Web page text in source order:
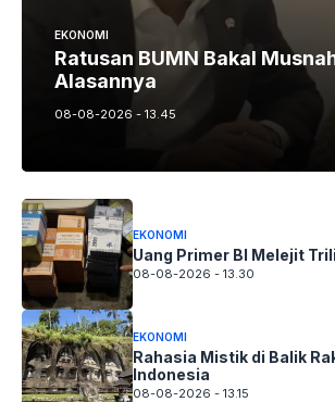
EKONOMI
Ratusan BUMN Bakal
Alasannya
08-08-2026 - 13.45
EKONOMI
Uang Primer BI Melejit
08-08-2026 - 13.30
EKONOMI
Rahasia Mistik di Balik
Indonesia
08-08-2026 - 13.15